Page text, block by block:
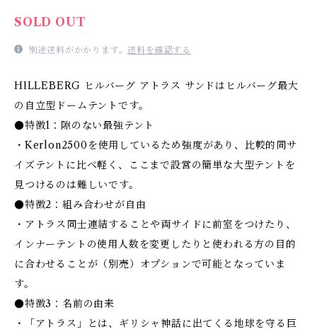
SOLD OUT
別途送料がかかります。送料を確認する
HILLEBERG ヒルバーグ アトラス サンドはヒルバーグ最大
の自立型ドームテントです。
●特徴1：隙のない最強テント
・Kerlon2500を使用しているため強度があり、比較的同サ
イズテントに比べ軽く、ここまで設営の簡単な大型テントを
見つけるのは難しいです。
●特徴2：組み合わせが自由
・アトラス同士連結することや両サイドに前室をつけたり、
インナーテントの使用人数を変更したりと使われる方の目的
に合わせることが（別売）オプションで可能となっていま
す。
●特徴3：名前の由来
・「アトラス」とは、ギリシャ神話に出てくる地球を守る巨